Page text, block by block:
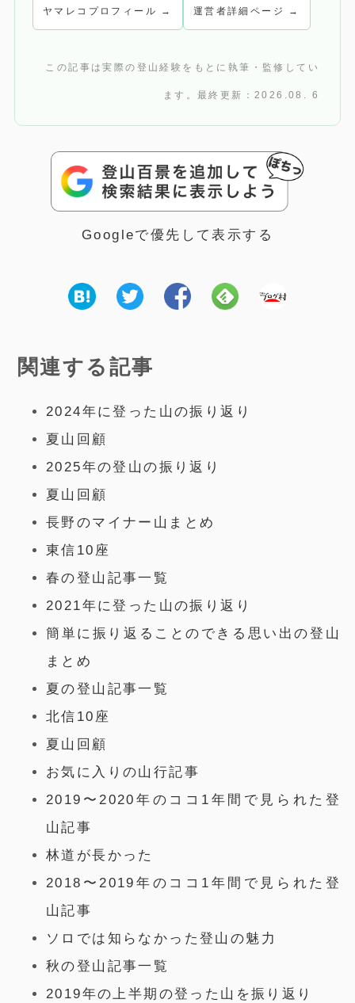
ヤマレコプロフィール → 運営者詳細ページ →
この記事は実際の登山経験をもとに執筆・監修してい
ます。最終更新：2026.08. 6
Googleで優先して表示する
関連する記事
2024年に登った山の振り返り
夏山回顧
2025年の登山の振り返り
夏山回顧
長野のマイナー山まとめ
東信10座
春の登山記事一覧
2021年に登った山の振り返り
簡単に振り返ることのできる思い出の登山
まとめ
夏の登山記事一覧
北信10座
夏山回顧
お気に入りの山行記事
2019〜2020年のココ1年間で見られた登
山記事
林道が長かった
2018〜2019年のココ1年間で見られた登
山記事
ソロでは知らなかった登山の魅力
秋の登山記事一覧
2019年の上半期の登った山を振り返り